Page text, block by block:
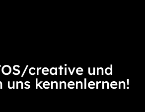
creative und
kennenlernen!